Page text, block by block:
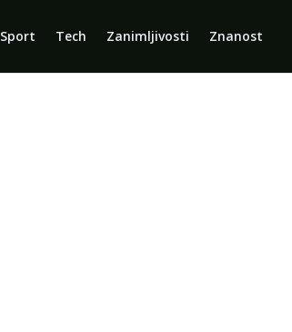
Sport Tech Zanimljivosti Znanost